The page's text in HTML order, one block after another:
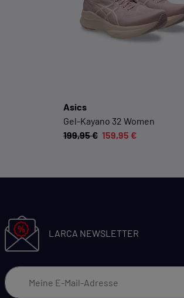
Asics
Gel-Kayano 32 Women
199,95 € 159,95 €
LARCA NEWSLETTER